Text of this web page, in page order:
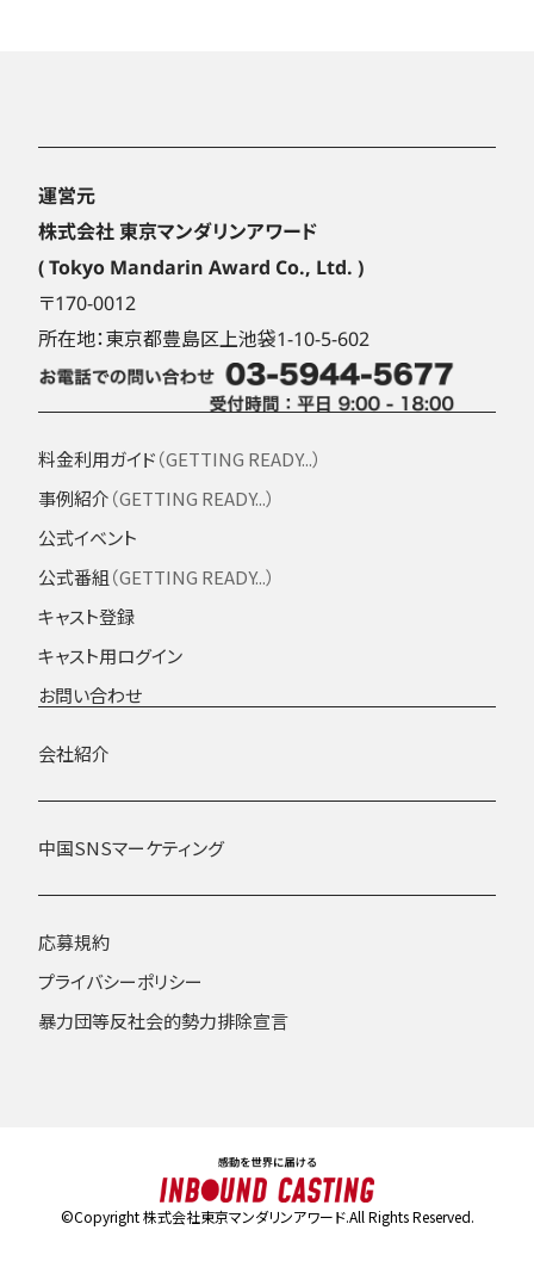
運営元
株式会社 東京マンダリンアワード
( Tokyo Mandarin Award Co., Ltd. )
〒170-0012
所在地：東京都豊島区上池袋1-10-5-602
料金利用ガイド（GETTING READY...）
事例紹介（GETTING READY...）
公式イベント
公式番組（GETTING READY...）
キャスト登録
キャスト用ログイン
お問い合わせ
会社紹介
中国SNSマーケティング
応募規約
プライバシーポリシー
暴力団等反社会的勢力排除宣言
©Copyright 株式会社東京マンダリンアワード.All Rights Reserved.